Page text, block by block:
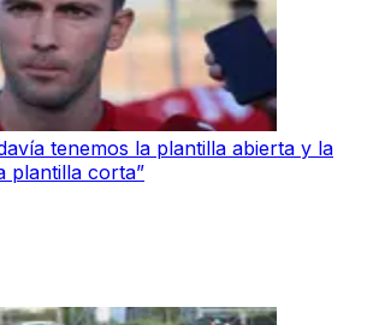
tenemos la plantilla abierta y la
plantilla corta”